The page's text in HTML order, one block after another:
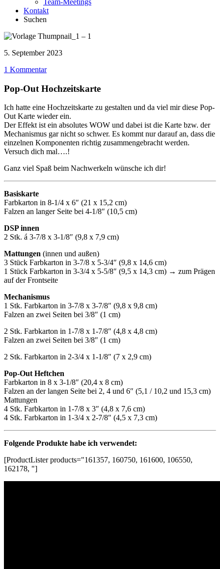
Team-Meetings
Kontakt
Suchen
5. September 2023
1 Kommentar
Pop-Out Hochzeitskarte
Ich hatte eine Hochzeitskarte zu gestalten und da viel mir diese Pop-
Out Karte wieder ein.
Der Effekt ist ein absolutes WOW und dabei ist die Karte bzw. der
Mechanismus gar nicht so schwer. Es kommt nur darauf an, dass die
einzelnen Komponenten richtig zusammengebracht werden.
Versuch dich mal….!
Ganz viel Spaß beim Nachwerkeln wünsche ich dir!
Basiskarte
Farbkarton in 8-1/4 x 6″ (21 x 15,2 cm)
Falzen an langer Seite bei 4-1/8″ (10,5 cm)
DSP innen
2 Stk. á 3-7/8 x 3-1/8″ (9,8 x 7,9 cm)
Mattungen (innen und außen)
3 Stück Farbkarton in 3-7/8 x 5-3/4″ (9,8 x 14,6 cm)
1 Stück Farbkarton in 3-3/4 x 5-5/8″ (9,5 x 14,3 cm) → zum Prägen
auf der Frontseite
Mechanismus
1 Stk. Farbkarton in 3-7/8 x 3-7/8″ (9,8 x 9,8 cm)
Falzen an zwei Seiten bei 3/8″ (1 cm)
2 Stk. Farbkarton in 1-7/8 x 1-7/8″ (4,8 x 4,8 cm)
Falzen an zwei Seiten bei 3/8″ (1 cm)
2 Stk. Farbkarton in 2-3/4 x 1-1/8″ (7 x 2,9 cm)
Pop-Out Heftchen
Farbkarton in 8 x 3-1/8″ (20,4 x 8 cm)
Falzen an der langen Seite bei 2, 4 und 6″ (5,1 / 10,2 und 15,3 cm)
Mattungen
4 Stk. Farbkarton in 1-7/8 x 3″ (4,8 x 7,6 cm)
4 Stk. Farbkarton in 1-3/4 x 2-7/8″ (4,5 x 7,3 cm)
Folgende Produkte habe ich verwendet:
[ProductLister products="161357, 160750, 161600, 106550,
162178, "]